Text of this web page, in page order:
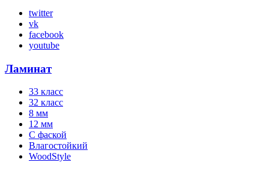
twitter
vk
facebook
youtube
Ламинат
33 класс
32 класс
8 мм
12 мм
С фаской
Влагостойкий
WoodStyle